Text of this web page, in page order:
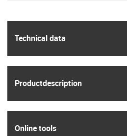
Technical data
Product­description
Online tools